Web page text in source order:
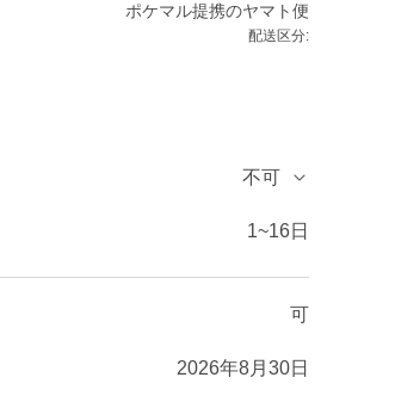
ポケマル提携のヤマト便
配送区分:
不可
1~16日
可
2026年8月30日